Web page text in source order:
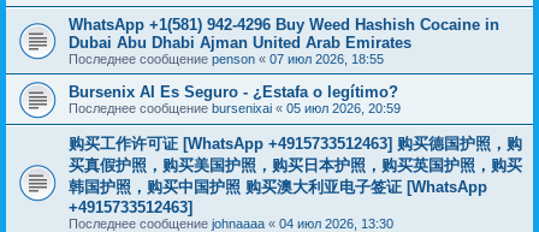
WhatsApp +1(581) 942-4296 Buy Weed Hashish Cocaine in
Dubai Abu Dhabi Ajman United Arab Emirates
Последнее сообщение penson « 07 июл 2026, 18:55
Bursenix AI Es Seguro - ¿Estafa o legítimo?
Последнее сообщение bursenixai « 05 июл 2026, 20:59
购买工作许可证 [WhatsApp +4915733512463] 购买德国护照，购
买真假护照，购买美国护照，购买日本护照，购买英国护照，购买
韩国护照，购买中国护照 购买澳大利亚电子签证 [WhatsApp
+4915733512463]
Последнее сообщение johnaaaa « 04 июл 2026, 13:30